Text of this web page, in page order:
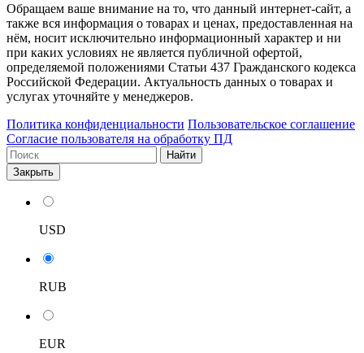
Обращаем ваше внимание на то, что данный интернет-сайт, а
также вся информация о товарах и ценах, предоставленная на
нём, носит исключительно информационный характер и ни
при каких условиях не является публичной офертой,
определяемой положениями Статьи 437 Гражданского кодекса
Российской Федерации. Актуальность данных о товарах и
услугах уточняйте у менеджеров.
Политика конфиденциальности Пользовательское соглашение
Согласие пользователя на обработку ПД
Найти
Закрыть
USD
RUB
EUR